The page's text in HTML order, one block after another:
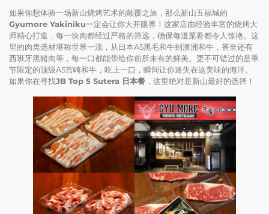
如果你想体验一场新山烧烤艺术的颠覆之旅，那么新山五福城的
Gyumore Yakiniku一定会让你大开眼界！这家店由经验丰富的烧烤大
师精心打造，每一块肉都经过严格的筛选，确保每道菜肴都令人惊艳。这
里的肉类选材堪称世界一流，从日本A5黑毛和牛到澳洲和牛，甚至还有
西班牙黑猪肉等，每一口都能带给你前所未有的鲜美。更不可错过的是季
节限定的顶级A5宫崎和牛，吃上一口，瞬间让你迷失在这美味的海洋。
如果你在寻找JB Top 5 Sutera 日本餐 ，这里绝对是新山最好的选择！